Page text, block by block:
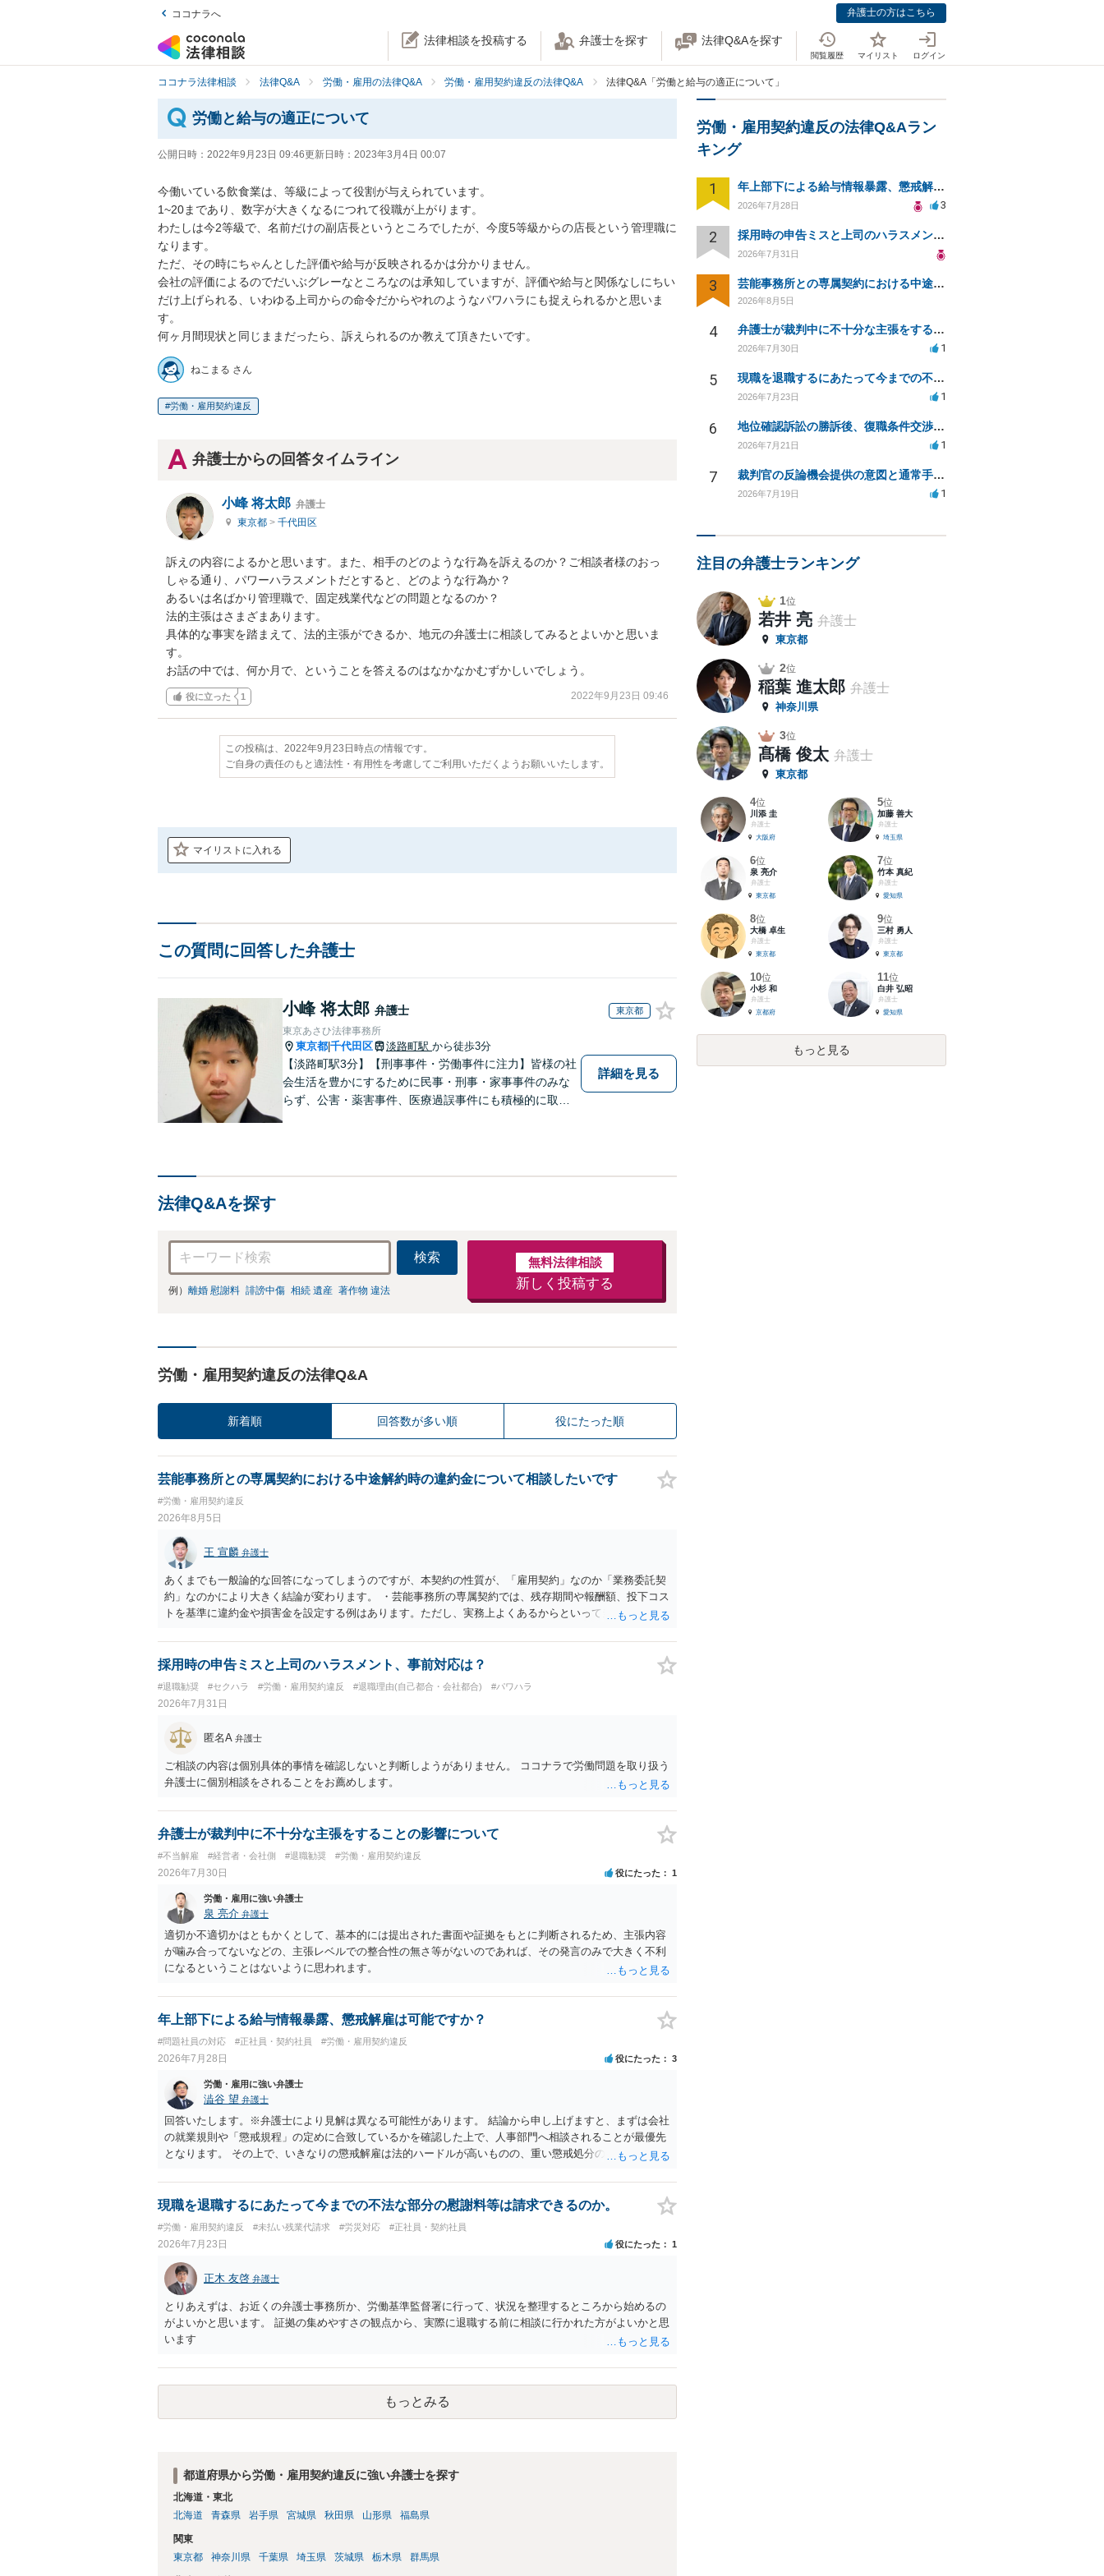
ココナラへ 弁護士の方はこちら
法律相談を投稿する 弁護士を探す 法律Q&Aを探す
閲覧履歴 マイリスト ログイン
ココナラ法律相談 法律Q&A 労働・雇用の法律Q&A 労働・雇用契約違反の法律Q&A 法律Q&A「労働と給与の適正について」
労働と給与の適正について
公開日時： 2022年9月23日 09:46更新日時： 2023年3月4日 00:07
今働いている飲食業は、等級によって役割が与えられています。
1~20まであり、数字が大きくなるにつれて役職が上がります。
わたしは今2等級で、名前だけの副店長というところでしたが、今度5等級からの店長という管理職に
なります。
ただ、その時にちゃんとした評価や給与が反映されるかは分かりません。
会社の評価によるのでだいぶグレーなところなのは承知していますが、評価や給与と関係なしにちい
だけ上げられる、いわゆる上司からの命令だからやれのようなパワハラにも捉えられるかと思いま
す。
何ヶ月間現状と同じままだったら、訴えられるのか教えて頂きたいです。
ねこまる さん
労働・雇用契約違反
弁護士からの回答タイムライン
小峰 将太郎 弁護士
東京都 > 千代田区
訴えの内容によるかと思います。また、相手のどのような行為を訴えるのか？ご相談者様のおっ
しゃる通り、パワーハラスメントだとすると、どのような行為か？
あるいは名ばかり管理職で、固定残業代などの問題となるのか？
法的主張はさまざまあります。
具体的な事実を踏まえて、法的主張ができるか、地元の弁護士に相談してみるとよいかと思いま
す。
お話の中では、何か月で、ということを答えるのはなかなかむずかしいでしょう。
役に立った 1 2022年9月23日 09:46
この投稿は、2022年9月23日時点の情報です。
ご自身の責任のもと適法性・有用性を考慮してご利用いただくようお願いいたします。
マイリストに入れる
この質問に回答した弁護士
小峰 将太郎 弁護士 東京都
東京あさひ法律事務所
東京都 千代田区 淡路町駅 から徒歩3分
【淡路町駅3分】【刑事事件・労働事件に注力】皆様の社
会生活を豊かにするために民事・刑事・家事事件のみな
らず、公害・薬害事件、医療過誤事件にも積極的に取り
詳細を見る
法律Q&Aを探す
検索
例） 離婚 慰謝料 誹謗中傷 相続 遺産 著作物 違法
無料法律相談
新しく投稿する
労働・雇用契約違反の法律Q&A
新着順 回答数が多い順 役にたった順
芸能事務所との専属契約における中途解約時の違約金について相談したいです
#労働・雇用契約違反
2026年8月5日
王 宣麟 弁護士
あくまでも一般論的な回答になってしまうのですが、本契約の性質が、「雇用契約」なのか「業務委託契
約」なのかにより大きく結論が変わります。 ・芸能事務所の専属契約では、残存期間や報酬額、投下コス
トを基準に違約金や損害金を設定する例はあります。ただし、実務上よくあるからといって当然に適法と
になるわけではありません。契約が労働契約に近い実態なら労基法16条で無効となる余地があり、そうで
なくても、金額が事務所の損害と比べて過大なら無効や減額が争点になります。 ・契約前の修正交渉は一
ではなく「合理的な実費・未回収費用のみ」に限定する、などが典型です。 ・弁護士に契約前に契約書の
内容をレビューしてもらう価値は十分にあると思われます。 争点は、契約類型が雇用か業務委託か、実態
として労働者性があるか、解除事由が双方にどう定められているか、違約金の算定根拠が合理的か、とい
う複数論点に分かれます。契約前なら、交渉のパワーバランスの問題もありますが、修正余地があるう
え、後から争うよりコストを抑えやすいので、資料等を持参の上弁護士に確認されることをお勧めしま
す。 ・事務所側の解除でも、解除理由によってはタレント側に損害賠償が発生する建付けになっているこ
とはあります。ただし、事務所側が一方的に解除したのにタレントへ違約金を課す設計は、合理性や対価
性を欠くとして争いやすいです。逆に、タレント側の重大な契約違反がある場合は、実損害の範囲で請求
される可能性はあります。
採用時の申告ミスと上司のハラスメント、事前対応は？
#退職勧奨 #セクハラ #労働・雇用契約違反 #退職理由(自己都合・会社都合) #パワハラ
2026年7月31日
匿名A 弁護士
ご相談の内容は個別具体的事情を確認しないと判断しようがありません。 ココナラで労働問題を取り扱う
弁護士に個別相談をされることをお薦めします。
弁護士が裁判中に不十分な主張をすることの影響について
#不当解雇 #経営者・会社側 #退職勧奨 #労働・雇用契約違反
2026年7月30日 役にたった 1
労働・雇用に強い弁護士
泉 亮介 弁護士
適切か不適切かはともかくとして、基本的には提出された書面や証拠をもとに判断されるため、主張内容
が噛み合ってないなどの、主張レベルでの整合性の無さ等がないのであれば、その発言のみで大きく不利
になるということはないように思われます。
年上部下による給与情報暴露、懲戒解雇は可能ですか？
#問題社員の対応 #正社員・契約社員 #労働・雇用契約違反
2026年7月28日 役にたった 3
労働・雇用に強い弁護士
澁谷 望 弁護士
回答いたします。※弁護士により見解は異なる可能性があります。 結論から申し上げますと、まずは会社
の就業規則や「懲戒規程」の定めに合致しているかを確認した上で、人事部門へ相談されることが最優先
となります。 その上で、いきなりの懲戒解雇は法的ハードルが高いものの、重い懲戒処分の対象には十分
せ、誤認した他部署への適切なフォローや周知を求めるのが有効です。 あるいは、懲戒があったことを社
内で周知される手続があるのならば、それにより軽微ながら回復はできるかもしれません。 さらに個人と
（ただし、金額は多額にならない可能性があります。）。
現職を退職するにあたって今までの不法な部分の慰謝料等は請求できるのか。
#労働・雇用契約違反 #未払い残業代請求 #労災対応 #正社員・契約社員
2026年7月23日 役にたった 1
正木 友啓 弁護士
とりあえずは、お近くの弁護士事務所か、労働基準監督署に行って、状況を整理するところから始めるの
がよいかと思います。 証拠の集めやすさの観点から、実際に退職する前に相談に行かれた方がよいかと思
います
もっとみる
都道府県から労働・雇用契約違反に強い弁護士を探す
北海道・東北
北海道
青森県 岩手県 宮城県 秋田県 山形県 福島県
関東
東京都
神奈川県 千葉県 埼玉県 茨城県 栃木県 群馬県
労働・雇用契約違反の法律Q&Aラン
キング
1 年上部下による給与情報暴露、懲戒解雇は可能ですか？
2026年7月28日 3
2 採用時の申告ミスと上司のハラスメント、事前対応は？
2026年7月31日
3 芸能事務所との専属契約における中途解約時の違約金について相談したいです
2026年8月5日
4 弁護士が裁判中に不十分な主張をすることの影響について
2026年7月30日 1
5 現職を退職するにあたって今までの不法な部分の慰謝料等は請求できるのか。
2026年7月23日 1
6 地位確認訴訟の勝訴後、復職条件交渉と嫌がらせ対策について
2026年7月21日 1
7 裁判官の反論機会提供の意図と通常手続きの違いは？
2026年7月19日 1
注目の弁護士ランキング
1位
若井 亮 弁護士
東京都
2位
稲葉 進太郎 弁護士
神奈川県
3位
髙橋 俊太 弁護士
東京都
4位
川添 圭
弁護士
大阪府
5位
加藤 善大
弁護士
埼玉県
6位
泉 亮介
弁護士
東京都
7位
竹本 真紀
弁護士
愛知県
8位
大橋 卓生
弁護士
東京都
9位
三村 勇人
弁護士
東京都
10位
小杉 和
弁護士
京都府
11位
白井 弘昭
弁護士
愛知県
もっと見る